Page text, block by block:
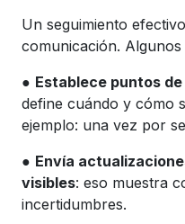
Un seguimiento
comunicación. Algunos
● Establece puntos
define cuándo y cómo
ejemplo: una vez por
● Envía
visibles: eso muestra
incertidumbres.